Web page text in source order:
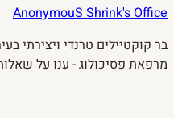
AnonymouS Shrink's Office
בר קוקטיילים טרנדי ויצירתי
מרפאת פסיכולוג - ענו על